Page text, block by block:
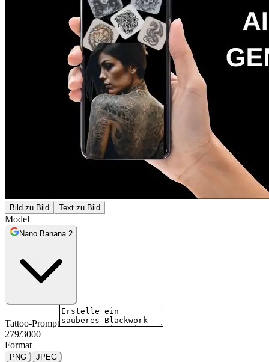
Bild zu Bild Text zu Bild
Model
Nano Banana 2
Tattoo-Prompt
279/3000
Format
PNG JPEG